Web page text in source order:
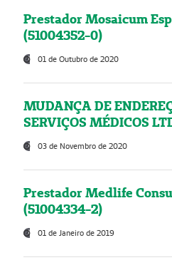
Prestador Mosaicum
(51004352-0)
01 de Outubro de 2020
MUDANÇA DE
SERVIÇOS MÉDICOS
03 de Novembro de 2020
Prestador Medlife
(51004334-2)
01 de Janeiro de 2019